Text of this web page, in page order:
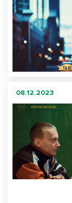
08.12.2023